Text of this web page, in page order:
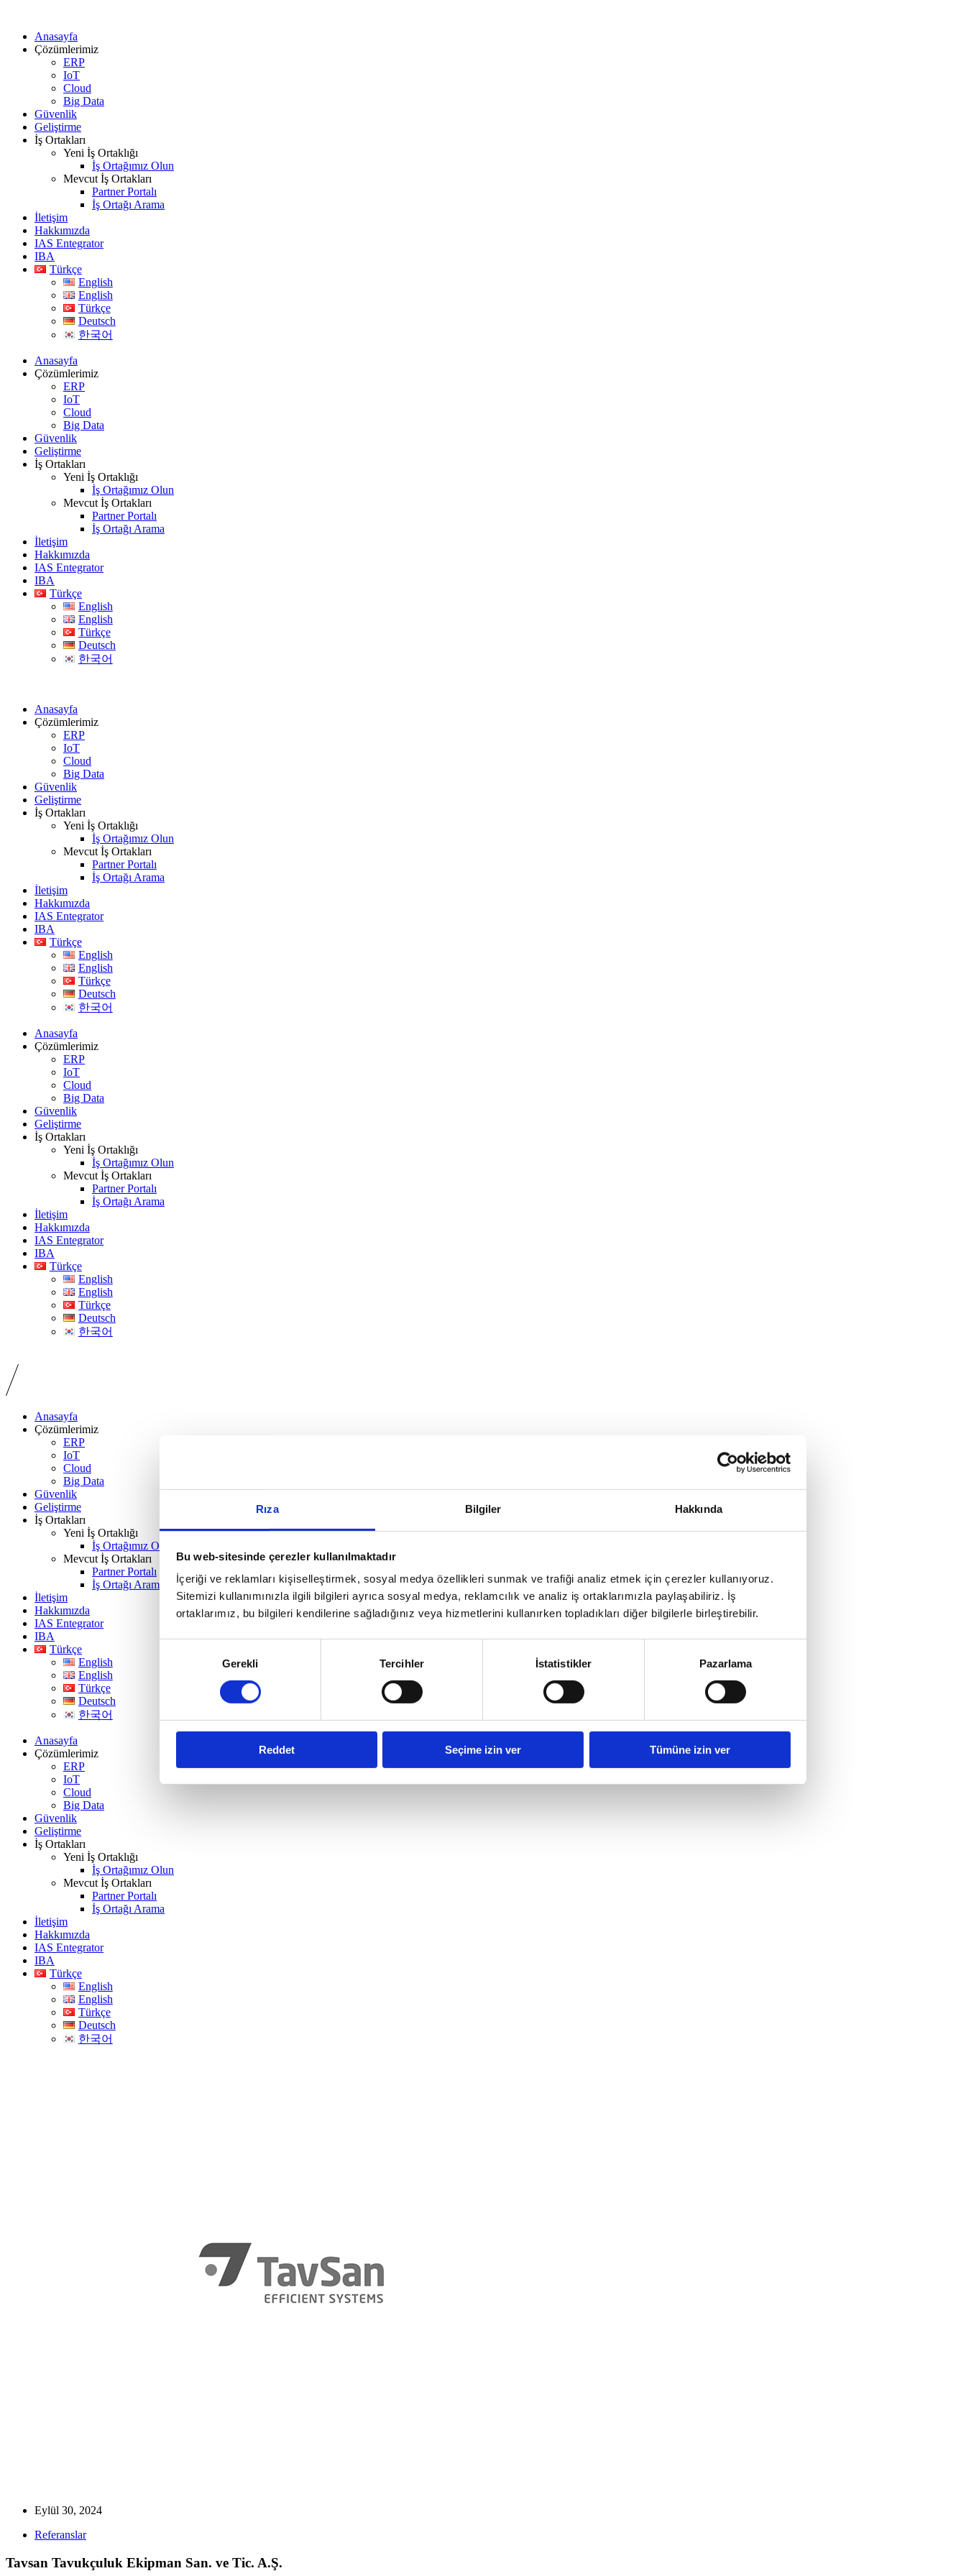
Rıza Bilgiler Hakkında
Bu web-sitesinde çerezler kullanılmaktadır
İçeriği ve reklamları kişiselleştirmek, sosyal medya özellikleri sunmak ve trafiği analiz etmek için çerezler kullanıyoruz.
Sitemizi kullanımınızla ilgili bilgileri ayrıca sosyal medya, reklamcılık ve analiz iş ortaklarımızla paylaşabiliriz. İş
ortaklarımız, bu bilgileri kendilerine sağladığınız veya hizmetlerini kullanırken topladıkları diğer bilgilerle birleştirebilir.
Gerekli Tercihler İstatistikler Pazarlama
Reddet Seçime izin ver Tümüne izin ver
Anasayfa
Çözümlerimiz
ERP
IoT
Cloud
Big Data
Güvenlik
Geliştirme
İş Ortakları
Yeni İş Ortaklığı
İş Ortağımız Olun
Mevcut İş Ortakları
Partner Portalı
İş Ortağı Arama
İletişim
Hakkımızda
IAS Entegrator
IBA
Türkçe
English
English
Türkçe
Deutsch
한국어
Anasayfa
Çözümlerimiz
ERP
IoT
Cloud
Big Data
Güvenlik
Geliştirme
İş Ortakları
Yeni İş Ortaklığı
İş Ortağımız Olun
Mevcut İş Ortakları
Partner Portalı
İş Ortağı Arama
İletişim
Hakkımızda
IAS Entegrator
IBA
Türkçe
English
English
Türkçe
Deutsch
한국어
Anasayfa
Çözümlerimiz
ERP
IoT
Cloud
Big Data
Güvenlik
Geliştirme
İş Ortakları
Yeni İş Ortaklığı
İş Ortağımız Olun
Mevcut İş Ortakları
Partner Portalı
İş Ortağı Arama
İletişim
Hakkımızda
IAS Entegrator
IBA
Türkçe
English
English
Türkçe
Deutsch
한국어
Anasayfa
Çözümlerimiz
ERP
IoT
Cloud
Big Data
Güvenlik
Geliştirme
İş Ortakları
Yeni İş Ortaklığı
İş Ortağımız Olun
Mevcut İş Ortakları
Partner Portalı
İş Ortağı Arama
İletişim
Hakkımızda
IAS Entegrator
IBA
Türkçe
English
English
Türkçe
Deutsch
한국어
Anasayfa
Çözümlerimiz
ERP
IoT
Cloud
Big Data
Güvenlik
Geliştirme
İş Ortakları
Yeni İş Ortaklığı
İş Ortağımız Olun
Mevcut İş Ortakları
Partner Portalı
İş Ortağı Arama
İletişim
Hakkımızda
IAS Entegrator
IBA
Türkçe
English
English
Türkçe
Deutsch
한국어
Anasayfa
Çözümlerimiz
ERP
IoT
Cloud
Big Data
Güvenlik
Geliştirme
İş Ortakları
Yeni İş Ortaklığı
İş Ortağımız Olun
Mevcut İş Ortakları
Partner Portalı
İş Ortağı Arama
İletişim
Hakkımızda
IAS Entegrator
IBA
Türkçe
English
English
Türkçe
Deutsch
한국어
Eylül 30, 2024
Referanslar
Tavsan Tavukçuluk Ekipman San. ve Tic. A.Ş.